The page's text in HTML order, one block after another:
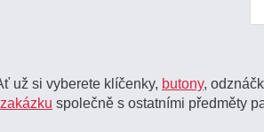
už si vyberete klíčenky, butony,
společně s ostatními předměty